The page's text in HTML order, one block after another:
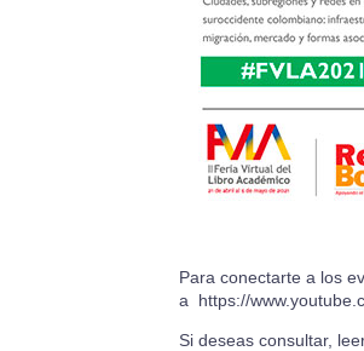
Para conectarte a los
a https://
Si deseas consultar,